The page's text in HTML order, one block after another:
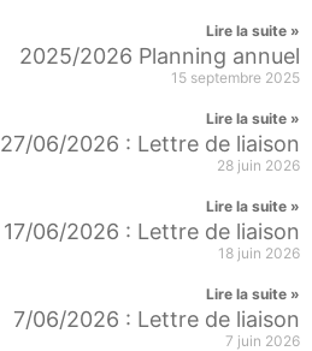
Lire la suite »
2025/2026 Planning annuel
15 septembre 2025
Lire la suite »
27/06/2026 : Lettre de liaison
28 juin 2026
Lire la suite »
17/06/2026 : Lettre de liaison
18 juin 2026
Lire la suite »
7/06/2026 : Lettre de liaison
7 juin 2026